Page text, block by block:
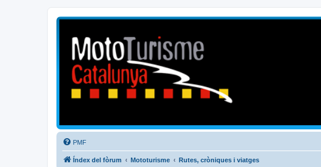
Mototurisme
Turisme en moto en català
PMF
Índex del fòrum Mototurisme Rutes, cròniques i viatges